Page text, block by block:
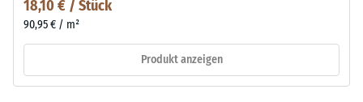
18,10 € / Stück
90,95 € / m²
Produkt anzeigen